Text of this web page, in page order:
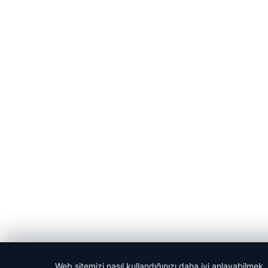
Web sitemizi nasıl kullandığınızı daha iyi